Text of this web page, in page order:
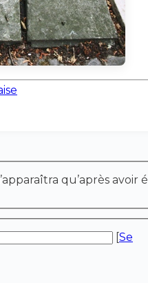
qu’après avoir
[Se